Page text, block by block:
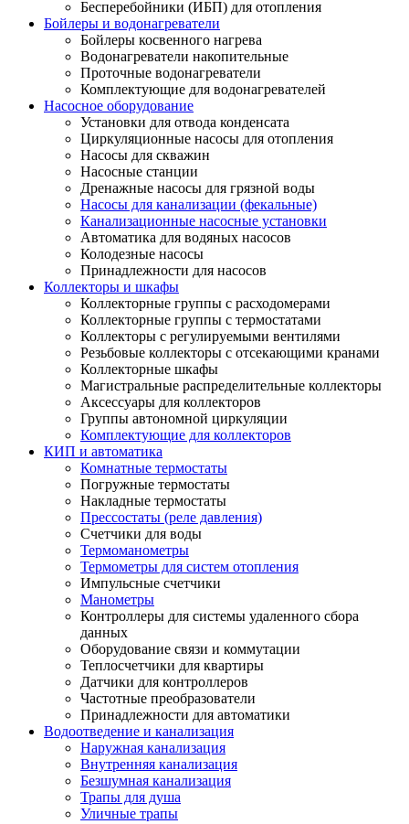
Бесперебойники (ИБП) для отопления
Бойлеры и водонагреватели
Бойлеры косвенного нагрева
Водонагреватели накопительные
Проточные водонагреватели
Комплектующие для водонагревателей
Насосное оборудование
Установки для отвода конденсата
Циркуляционные насосы для отопления
Насосы для скважин
Насосные станции
Дренажные насосы для грязной воды
Насосы для канализации (фекальные)
Канализационные насосные установки
Автоматика для водяных насосов
Колодезные насосы
Принадлежности для насосов
Коллекторы и шкафы
Коллекторные группы с расходомерами
Коллекторные группы с термостатами
Коллекторы с регулируемыми вентилями
Резьбовые коллекторы с отсекающими кранами
Коллекторные шкафы
Магистральные распределительные коллекторы
Аксессуары для коллекторов
Группы автономной циркуляции
Комплектующие для коллекторов
КИП и автоматика
Комнатные термостаты
Погружные термостаты
Накладные термостаты
Прессостаты (реле давления)
Счетчики для воды
Термоманометры
Термометры для систем отопления
Импульсные счетчики
Манометры
Контроллеры для системы удаленного сбора
данных
Оборудование связи и коммутации
Теплосчетчики для квартиры
Датчики для контроллеров
Частотные преобразователи
Принадлежности для автоматики
Водоотведение и канализация
Наружная канализация
Внутренняя канализация
Безшумная канализация
Трапы для душа
Уличные трапы